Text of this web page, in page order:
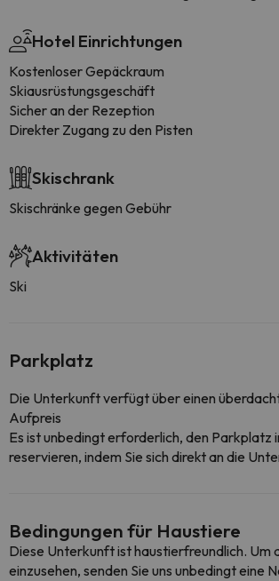
Hotel Einrichtungen
Kostenloser Gepäckraum
Skiausrüstungsgeschäft
Sicher an der Rezeption
Direkter Zugang zu den Pisten
Skischrank
Skischränke gegen Gebühr
Aktivitäten
Ski
Parkplatz
Die Unterkunft verfügt über einen
Aufpreis
Es ist unbedingt erforderlich, den Parkplatz
reservieren, indem Sie sich direkt an die
Bedingungen für Haustiere
Diese Unterkunft ist haustierfreundlich. Um
einzusehen, senden Sie uns unbedingt eine